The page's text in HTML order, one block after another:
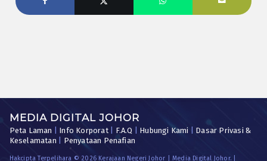
MEDIA DIGITAL JOHOR
Peta Laman Info Korporat| F.A.Q Hubungi Kami
Dasar Privasi &
Keselamatan
Penyataan Penafian
Hakcipta Terpelihara © 2026 Kerajaan Negeri Johor | Media Digital Johor. |